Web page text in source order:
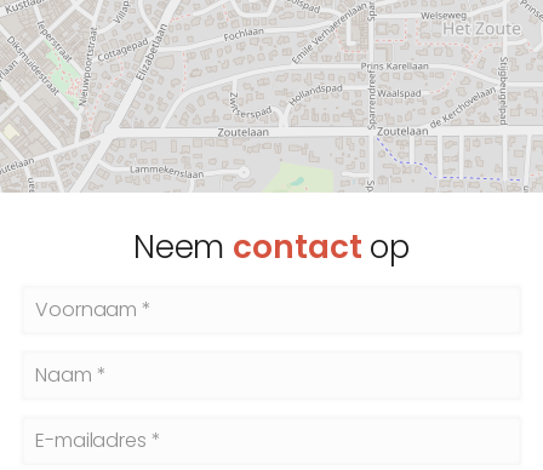
Neem contact op
Voornaam *
Naam *
E-mailadres *